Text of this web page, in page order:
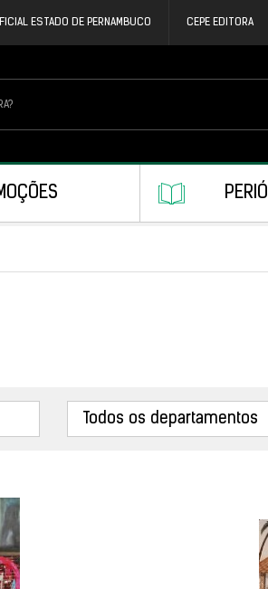
ESTADO DE PERNAMBUCO CEPE EDITORA